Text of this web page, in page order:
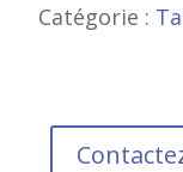
Catégorie :